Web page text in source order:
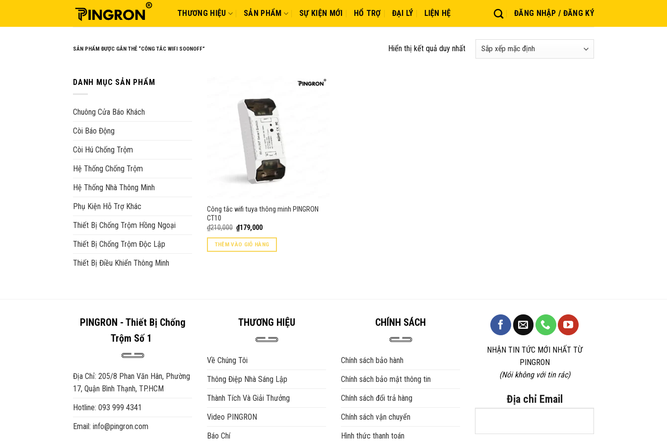
THƯƠNG HIỆU SẢN PHẨM SỰ KIỆN MỚI HỔ TRỢ ĐẠI LÝ LIỆN HỆ ĐĂNG NHẬP / ĐĂNG KÝ
SẢN PHẨM ĐƯỢC GẮN THẺ “CÔNG TẮC WIFI SOONOFF” Hiển thị kết quả duy nhất
DANH MỤC SẢN PHẨM
Chuông Cửa Báo Khách
Còi Báo Động
Còi Hú Chống Trộm
Hệ Thống Chống Trộm
Hệ Thống Nhà Thông Minh
Phụ Kiện Hỗ Trợ Khác
Thiết Bị Chống Trộm Hồng Ngoại
Thiết Bị Chống Trộm Độc Lập
Thiết Bị Điều Khiển Thông Minh
Công tắc wifi tuya thông minh PINGRON
CT10
₫210,000 Giá
gốc
là:
₫210,000.
₫179,000Giá
tại
là:
THÊM VÀO GIỎ HÀNG
PINGRON - Thiết Bị Chống
Trộm Số 1
Địa Chỉ: 205/8 Phan Văn Hân, Phường
17, Quận Bình Thạnh, TP.HCM
Hotline: 093 999 4341
Email: info@pingron.com
THƯƠNG HIỆU
Về Chúng Tôi
Thông Điệp Nhà Sáng Lập
Thành Tích Và Giải Thưởng
Video PINGRON
Báo Chí
CHÍNH SÁCH
Chính sách bảo hành
Chính sách bảo mật thông tin
Chính sách đổi trả hàng
Chính sách vận chuyển
Hình thức thanh toán
NHẬN TIN TỨC MỚI NHẤT TỪ
PINGRON
(Nói không với tin rác)
Địa chỉ Email